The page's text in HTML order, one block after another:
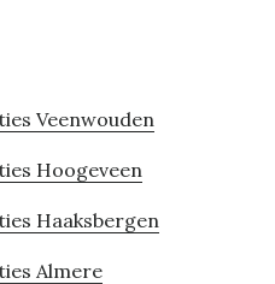
Veenwouden
Hoogeveen
Haaksbergen
Almere